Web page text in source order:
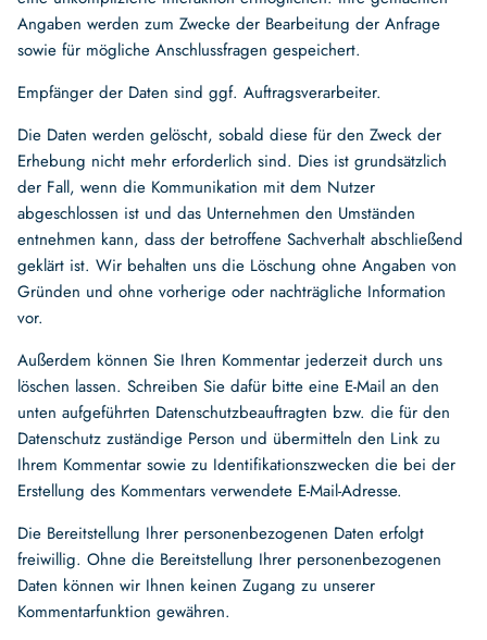
Angaben werden zum Zwecke der Bearbeitung der Anfrage
sowie für mögliche Anschlussfragen gespeichert.
Empfänger der Daten sind ggf. Auftragsverarbeiter.
Die Daten werden gelöscht, sobald diese für den Zweck der
Erhebung nicht mehr erforderlich sind. Dies ist grundsätzlich
der Fall, wenn die Kommunikation mit dem Nutzer
abgeschlossen ist und das Unternehmen den Umständen
entnehmen kann, dass der betroffene Sachverhalt abschließend
geklärt ist. Wir behalten uns die Löschung ohne Angaben von
Gründen und ohne vorherige oder nachträgliche Information
vor.
Außerdem können Sie Ihren Kommentar jederzeit durch uns
löschen lassen. Schreiben Sie dafür bitte eine E-Mail an den
unten aufgeführten Datenschutzbeauftragten bzw. die für den
Datenschutz zuständige Person und übermitteln den Link zu
Ihrem Kommentar sowie zu Identifikationszwecken die bei der
Erstellung des Kommentars verwendete E-Mail-Adresse.
Die Bereitstellung Ihrer personenbezogenen Daten erfolgt
freiwillig. Ohne die Bereitstellung Ihrer personenbezogenen
Daten können wir Ihnen keinen Zugang zu unserer
Kommentarfunktion gewähren.